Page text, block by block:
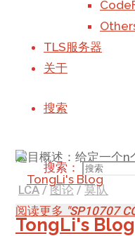
TLS服务器
关于
搜索
搜索：
TongLi's Blog
本文介绍了几种求
LCA /图论/算法
阅读更多 "最近公共祖
SP10707
题目概述：给定一个n
LCA /图论 / 莫队
阅读更多 "SP10707